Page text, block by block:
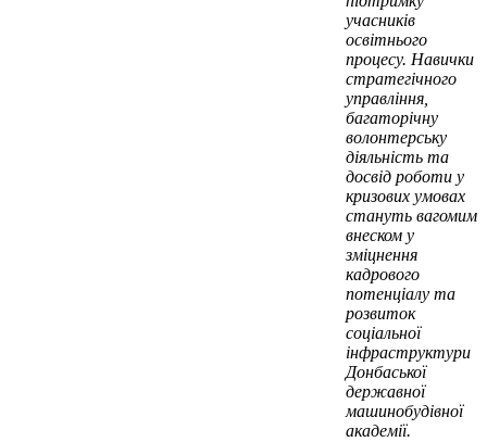
учасників
освітнього
процесу. Навички
стратегічного
управління,
багаторічну
волонтерську
діяльність та
досвід роботи у
кризових умовах
стануть вагомим
внеском у
зміцнення
кадрового
потенціалу та
розвиток
соціальної
інфраструктури
Донбаської
державної
машинобудівної
академії.